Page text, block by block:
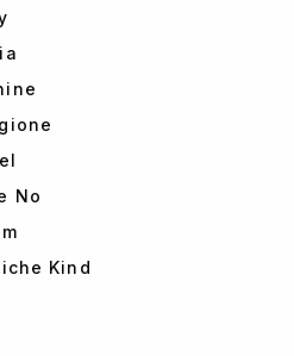
No
Kind